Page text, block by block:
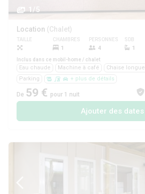
1/5
Location (Chalet)
TAILLE CHAMBRES
1
PERSONNES
4
SDB
1
Inclus dans ce mobil-home / chalet
Eau chaude Machine à café Chaise longue
Parking
+ plus de détails
De 59 € pour 1 nuit
Ajouter des dates